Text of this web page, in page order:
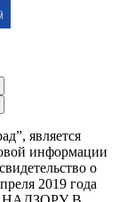
является
информации
о
2019 года